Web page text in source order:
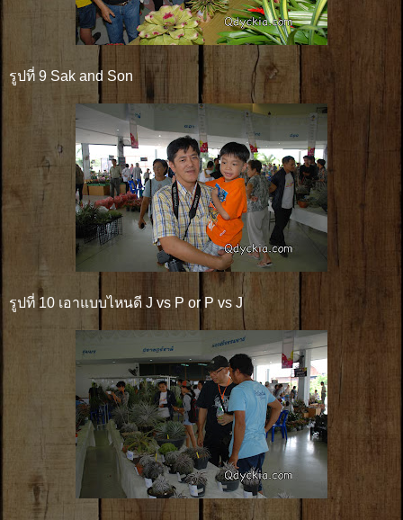
รูปที่ 9 Sak and Son
รูปที่ 10 เอาแบบไหนดี J vs P or P vs J